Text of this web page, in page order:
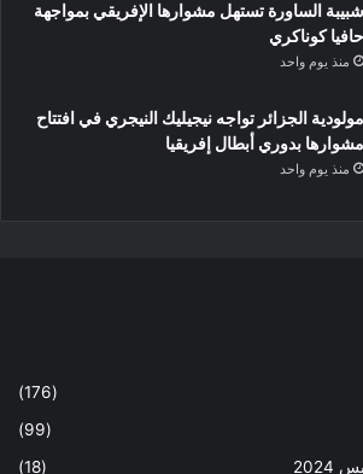
شبيبة الساورة تستهل مشوارها الإفريقي بمواجهة
حافيا كوناكري
منذ يوم واحد
مولودية الجزائر تواجه نيجيليك النيجري في افتتاح
مشوارها بدوري أبطال إفريقيا
منذ يوم واحد
(176)
(99)
(18)